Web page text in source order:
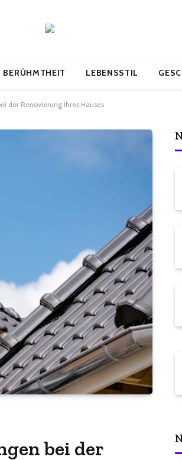
BERÜHMTHEIT LEBENSSTIL
der Renovierung Ihres Hauses
bei der